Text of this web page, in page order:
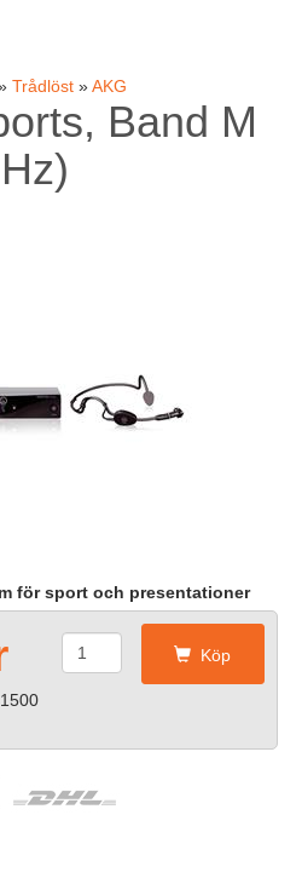
Trådlöst »AKG
Band M
för sport och presentationer
Köp